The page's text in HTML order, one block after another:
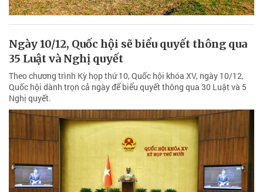
Ngày 10/12, Quốc hội sẽ biểu quyết thông qua
35 Luật và Nghị quyết
Theo chương trình Kỳ họp thứ 10, Quốc hội khóa XV, ngày 10/12,
Quốc hội dành trọn cả ngày để biểu quyết thông qua 30 Luật và 5
Nghị quyết.